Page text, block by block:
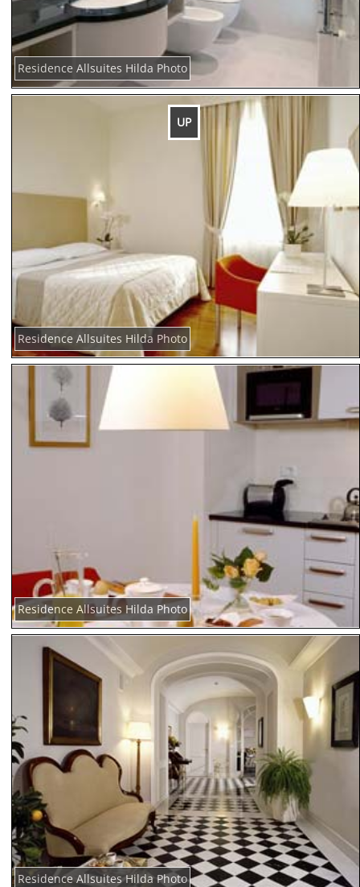
UP
Residence Allsuites Hilda Photo
Residence Allsuites Hilda Photo
Residence Allsuites Hilda Photo
Residence Allsuites Hilda Photo